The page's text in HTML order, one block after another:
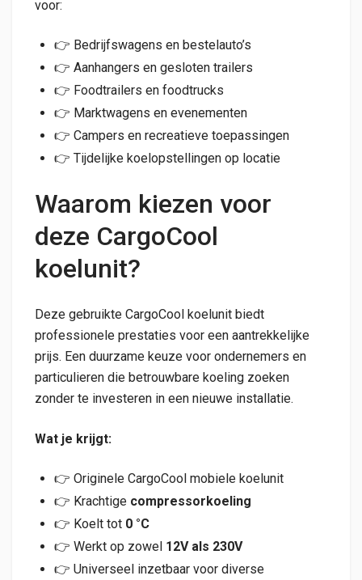
voor:
👉 Bedrijfswagens en bestelauto’s
👉 Aanhangers en gesloten trailers
👉 Foodtrailers en foodtrucks
👉 Marktwagens en evenementen
👉 Campers en recreatieve toepassingen
👉 Tijdelijke koelopstellingen op locatie
Waarom kiezen voor
deze CargoCool
koelunit?
Deze gebruikte CargoCool koelunit biedt
professionele prestaties voor een aantrekkelijke
prijs. Een duurzame keuze voor ondernemers en
particulieren die betrouwbare koeling zoeken
zonder te investeren in een nieuwe installatie.
Wat je krijgt:
👉 Originele CargoCool mobiele koelunit
👉 Krachtige compressorkoeling
👉 Koelt tot 0 °C
👉 Werkt op zowel 12V als 230V
👉 Universeel inzetbaar voor diverse